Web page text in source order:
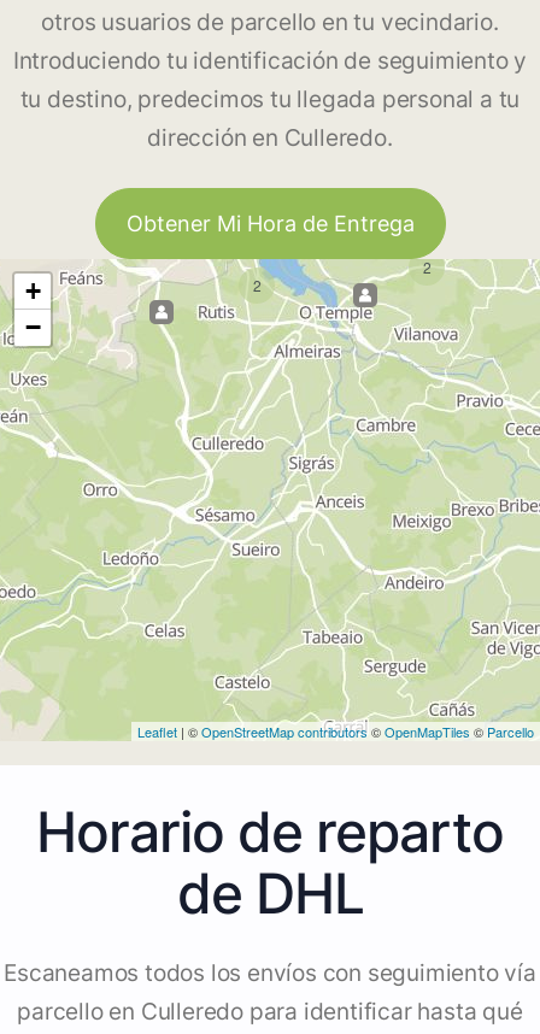
otros usuarios de parcello en tu vecindario.
Introduciendo tu identificación de seguimiento y
tu destino, predecimos tu llegada personal a tu
dirección en Culleredo.
Obtener Mi Hora de Entrega
2
2
+
−
Leaflet | ©OpenStreetMap contributors©OpenMapTiles © Parcello
Horario de reparto
de DHL
Escaneamos todos los envíos con seguimiento vía
parcello en Culleredo para identificar hasta qué